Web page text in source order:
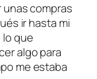
unas compras
ir hasta mi
lo que
algo para
me estaba